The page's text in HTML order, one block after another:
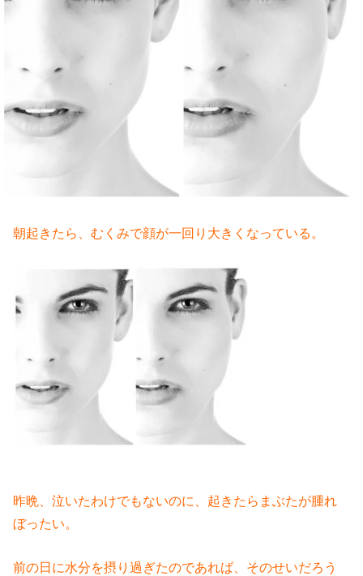
朝起きたら、むくみで顔が一回り大きくなっている。
昨晩、泣いたわけでもないのに、起きたらまぶたが腫れ
ぼったい。
前の日に水分を摂り過ぎたのであれば、そのせいだろう